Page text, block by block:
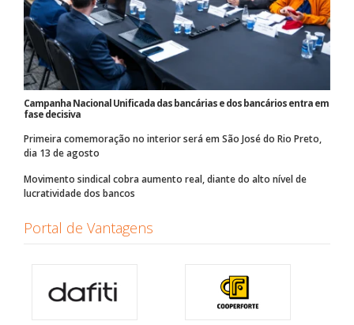
Campanha Nacional Unificada das bancárias e dos bancários entra em
fase decisiva
Primeira comemoração no interior será em São José do Rio Preto,
dia 13 de agosto
Movimento sindical cobra aumento real, diante do alto nível de
lucratividade dos bancos
Portal de Vantagens